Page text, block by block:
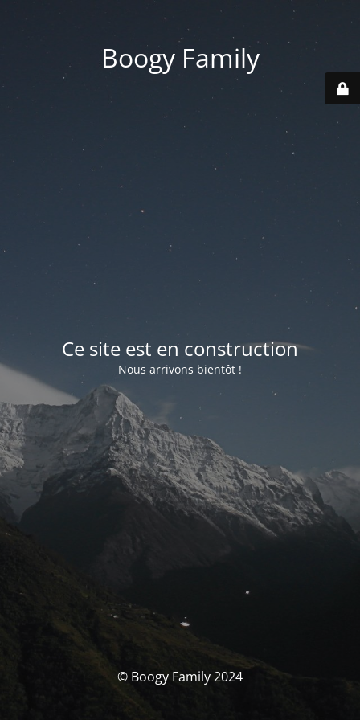
Boogy Family
Ce site est en construction
Nous arrivons bientôt !
© Boogy Family 2024